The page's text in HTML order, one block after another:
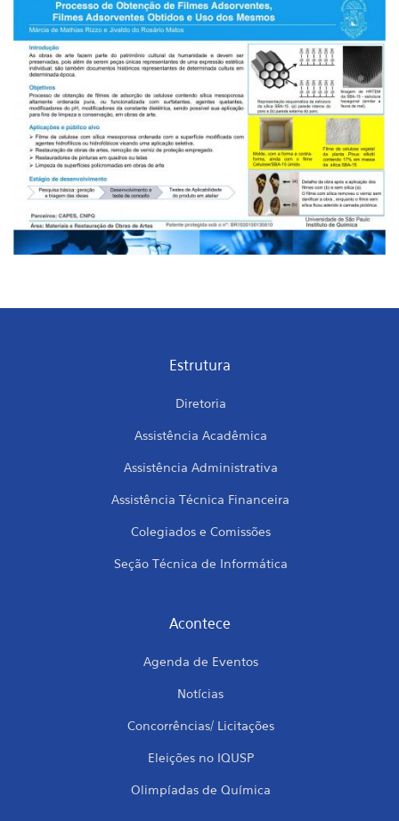
Estrutura
Diretoria
Assistência Acadêmica
Assistência Administrativa
Assistência Técnica Financeira
Colegiados e Comissões
Seção Técnica de Informática
Acontece
Agenda de Eventos
Notícias
Concorrências/ Licitações
Eleições no IQUSP
Olimpíadas de Química